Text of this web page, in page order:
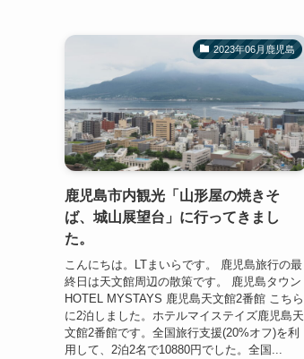
2023年06月鹿児島
鹿児島市内観光「山形屋の焼きそ
ば、城山展望台」に行ってきまし
た。
こんにちは。LTまいらです。 鹿児島旅行の最
終日は天文館周辺の散策です。 鹿児島タウン
HOTEL MYSTAYS 鹿児島天文館2番館 こちら
に2泊しました。ホテルマイステイズ鹿児島天
文館2番館です。全国旅行支援(20%オフ)を利
用して、2泊2名で10880円でした。全国...